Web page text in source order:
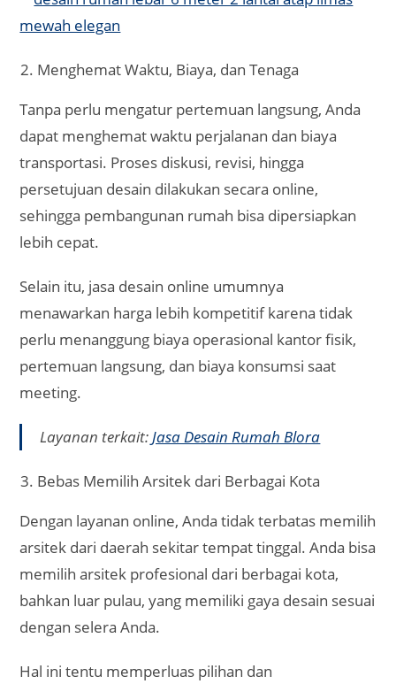
Menghemat Waktu, Biaya, dan Tenaga
Tanpa perlu mengatur pertemuan langsung, Anda
dapat menghemat waktu perjalanan dan biaya
transportasi. Proses diskusi, revisi, hingga
persetujuan desain dilakukan secara online,
sehingga pembangunan rumah bisa dipersiapkan
lebih cepat.
Selain itu, jasa desain online umumnya
menawarkan harga lebih kompetitif karena tidak
perlu menanggung biaya operasional kantor fisik,
pertemuan langsung, dan biaya konsumsi saat
meeting.
Layanan terkait:Jasa Desain Rumah Blora
Bebas Memilih Arsitek dari Berbagai Kota
Dengan layanan online, Anda tidak terbatas memilih
arsitek dari daerah sekitar tempat tinggal. Anda bisa
memilih arsitek profesional dari berbagai kota,
bahkan luar pulau, yang memiliki gaya desain sesuai
dengan selera Anda.
Hal ini tentu memperluas pilihan dan